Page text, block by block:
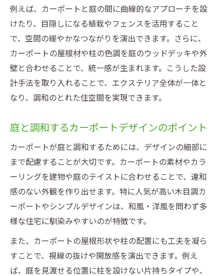
例えば、カーポートと庭の間に曲線的なアプローチを設
けたり、目隠しになる植栽やフェンスを活用すること
で、空間の緩やかなつながりを演出できます。さらに、
カーポートの屋根材や柱の色調を庭のウッドデッキや外
壁と合わせることで、統一感が生まれます。こうした設
計手法を取り入れることで、エクステリア全体が一体と
なり、調和のとれた住空間を実現できます。
庭と調和するカーポートデザインのポイント
カーポートが庭と調和するためには、デザインの細部に
まで配慮することが大切です。カーポートの素材やカラ
ーリングを建物や庭のテイストに合わせることで、違和
感のない外観を作り出せます。特に人気が高い木目調カ
ーポートやシンプルデザインは、和風・洋風を問わず多
様な住宅に馴染みやすいのが特徴です。
また、カーポートの屋根形状や柱の配置にも工夫を凝ら
すことで、視線の抜けや開放感を演出できます。例え
ば、庭を見渡せる位置に柱を設けない片持ちタイプや、